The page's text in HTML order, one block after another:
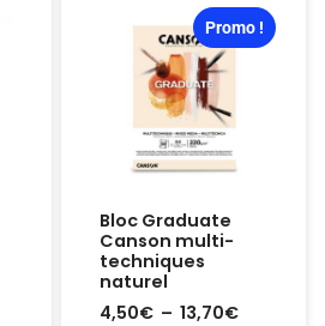
Promo !
Bloc Graduate
Canson multi-
techniques
naturel
4,50€ – 13,70€